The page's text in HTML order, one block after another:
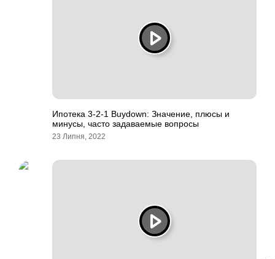
Ипотека 3-2-1 Buydown: Значение, плюсы и
минусы, часто задаваемые вопросы
23 Липня, 2022